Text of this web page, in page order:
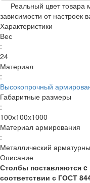
Реальный цвет товара
зависимости от настроек
Характеристики
Вес
:
24
Материал
:
Высокопрочный
Габаритные размеры
:
100х100х1000
Материал армирования
:
Металлический
Описание
Столбы поставляются c
соответствии с ГОСТ